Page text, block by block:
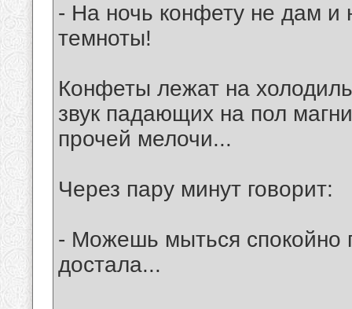
- На ночь конфету не дам и
темноты!
Конфеты лежат на
звук падающих на пол
прочей мелочи...
Через пару минут говорит:
- Можешь мыться спокойно
достала...